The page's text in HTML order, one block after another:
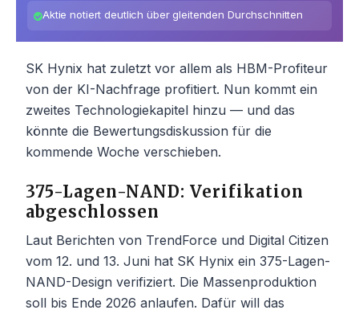
Aktie notiert deutlich über gleitenden Durchschnitten
SK Hynix hat zuletzt vor allem als HBM-Profiteur
von der KI-Nachfrage profitiert. Nun kommt ein
zweites Technologiekapitel hinzu — und das
könnte die Bewertungsdiskussion für die
kommende Woche verschieben.
375-Lagen-NAND: Verifikation
abgeschlossen
Laut Berichten von TrendForce und Digital Citizen
vom 12. und 13. Juni hat SK Hynix ein 375-Lagen-
NAND-Design verifiziert. Die Massenproduktion
soll bis Ende 2026 anlaufen. Dafür will das